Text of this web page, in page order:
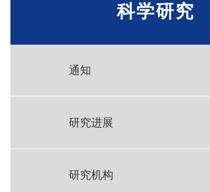
科学研究
通知
研究进展
研究机构